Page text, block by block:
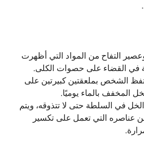
التفاح من المواد التي أظهرت
في القضاء على حصوات الكلى.
الشخص بملعقتين كبيرتين على
المخفف بالماء يوميًا.
في السلطة حتى لا تتذوقه، ويتم
عناصره التي تعمل على تكسير